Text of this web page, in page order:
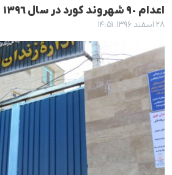
اعدام ٩٠ شهروند کورد در سال ١٣٩٦
۲۸ اسفند ۱۳۹۶، ۱۴:۵۱